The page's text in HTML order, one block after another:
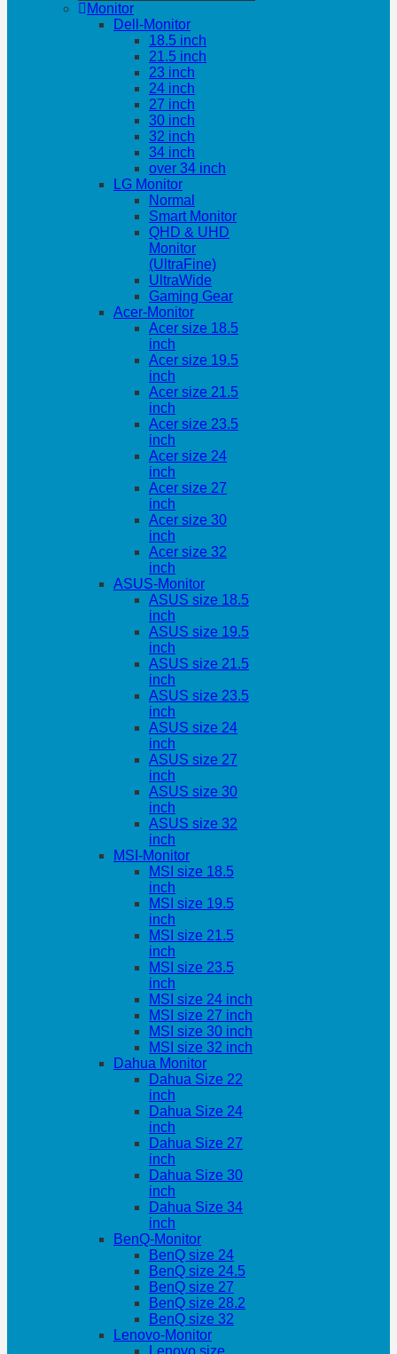
Monitor
Dell-Monitor
18.5 inch
21.5 inch
23 inch
24 inch
27 inch
30 inch
32 inch
34 inch
over 34 inch
LG Monitor
Normal
Smart Monitor
QHD & UHD
Monitor
(UltraFine)
UltraWide
Gaming Gear
Acer-Monitor
Acer size 18.5
inch
Acer size 19.5
inch
Acer size 21.5
inch
Acer size 23.5
inch
Acer size 24
inch
Acer size 27
inch
Acer size 30
inch
Acer size 32
inch
ASUS-Monitor
ASUS size 18.5
inch
ASUS size 19.5
inch
ASUS size 21.5
inch
ASUS size 23.5
inch
ASUS size 24
inch
ASUS size 27
inch
ASUS size 30
inch
ASUS size 32
inch
MSI-Monitor
MSI size 18.5
inch
MSI size 19.5
inch
MSI size 21.5
inch
MSI size 23.5
inch
MSI size 24 inch
MSI size 27 inch
MSI size 30 inch
MSI size 32 inch
Dahua Monitor
Dahua Size 22
inch
Dahua Size 24
inch
Dahua Size 27
inch
Dahua Size 30
inch
Dahua Size 34
inch
BenQ-Monitor
BenQ size 24
BenQ size 24.5
BenQ size 27
BenQ size 28.2
BenQ size 32
Lenovo-Monitor
Lenovo size